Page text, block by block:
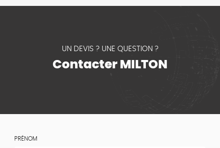
UN DEVIS ? UNE QUESTION ?
Contacter MILTON
PRÉNOM